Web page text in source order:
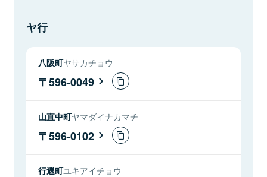
ヤ行
八阪町ヤサカチョウ
596-0049
山直中町ヤマダイナカマチ
596-0102
行遇町ユキアイチョウ